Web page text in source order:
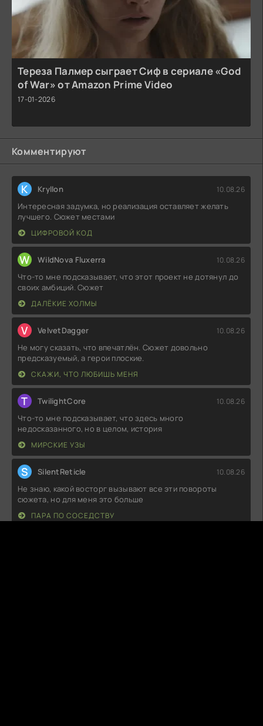
Тереза Палмер сыграет Сиф в сериале «God
of War» от Amazon Prime Video
17-01-2026
Комментируют
K Kryllon 10.08.26
Интересная задумка, но реализация оставляет желать
лучшего. Сюжет местами
ЦИФРОВОЙ КОД
W WildNova Fluxerra 10.08.26
Что-то мне подсказывает, что этот проект не дотянул до
своих амбиций. Сюжет
ДАЛЁКИЕ ХОЛМЫ
V VelvetDagger 10.08.26
Не могу сказать, что впечатлён. Сюжет довольно
предсказуемый, а герои плоские.
СКАЖИ, ЧТО ЛЮБИШЬ МЕНЯ
T TwilightCore 10.08.26
Что-то мне подсказывает, что здесь много
недосказанного, но в целом, история
МИРСКИЕ УЗЫ
S SilentReticle 10.08.26
Не знаю, какой восторг вызывают все эти повороты
сюжета, но для меня это больше
ПАРА ПО СОСЕДСТВУ